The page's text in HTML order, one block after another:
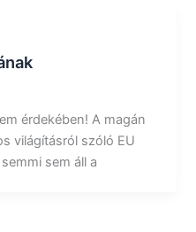
érdekében! A magán
világításról szóló EU
sem áll a